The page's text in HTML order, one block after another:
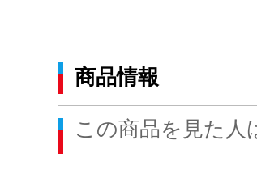
商品情報
この商品を見た人